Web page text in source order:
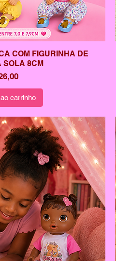
COM FIGURINHA DE
SOLA 8CM
carrinho